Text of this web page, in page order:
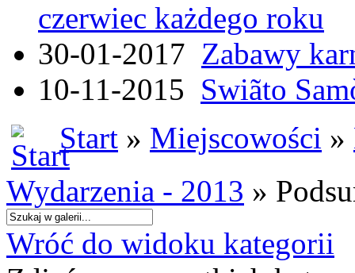
czerwiec każdego roku
30-01-2017 Zabawy
10-11-2015 Swiãto
Start » Miejscowości »
Wydarzenia - 2013 »
Wróć do widoku kategorii